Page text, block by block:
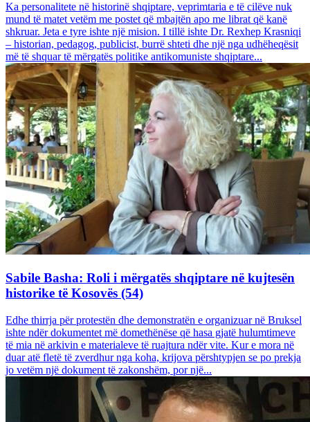
Ka personalitete në historinë shqiptare, veprimtaria e të cilëve nuk
mund të matet vetëm me postet që mbajtën apo me librat që kanë
shkruar. Jeta e tyre ishte një mision. I tillë ishte Dr. Rexhep Krasniqi
– historian, pedagog, publicist, burrë shteti dhe një nga udhëheqësit
më të shquar të mërgatës politike antikomuniste shqiptare...
Sabile Basha: Roli i mërgatës shqiptare në kujtesën
historike të Kosovës (54)
Edhe thirrja për protestën dhe demonstratën e organizuar në Bruksel
ishte ndër dokumentet më domethënëse që hasa gjatë hulumtimeve
të mia në arkivin e materialeve të ruajtura ndër vite. Kur e mora në
duar atë fletë të zverdhur nga koha, krijova përshtypjen se po prekja
jo vetëm një dokument të zakonshëm, por një...